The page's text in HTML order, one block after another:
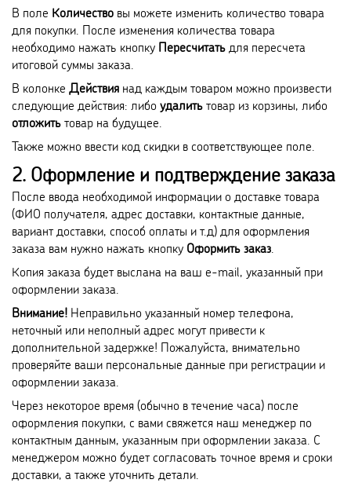
В поле Количество вы можете изменить количество товара
для покупки. После изменения количества товара
необходимо нажать кнопку Пересчитать для пересчета
итоговой суммы заказа.
В колонке Действия над каждым товаром можно произвести
следующие действия: либо удалить товар из корзины, либо
отложить товар на будущее.
Также можно ввести код скидки в соответствующее поле.
2. Оформление и подтверждение заказа
После ввода необходимой информации о доставке товара
(ФИО получателя, адрес доставки, контактные данные,
вариант доставки, способ оплаты и т.д) для оформления
заказа вам нужно нажать кнопку Оформить заказ
Копия заказа будет выслана на ваш e-mail, указанный при
оформлении заказа.
Внимание! Неправильно указанный номер телефона,
неточный или неполный адрес могут привести к
дополнительной задержке! Пожалуйста, внимательно
проверяйте ваши персональные данные при регистрации и
оформлении заказа.
Через некоторое время (обычно в течение часа) после
оформления покупки, с вами свяжется наш менеджер по
контактным данным, указанным при оформлении заказа. С
менеджером можно будет согласовать точное время и сроки
доставки, а также уточнить детали.